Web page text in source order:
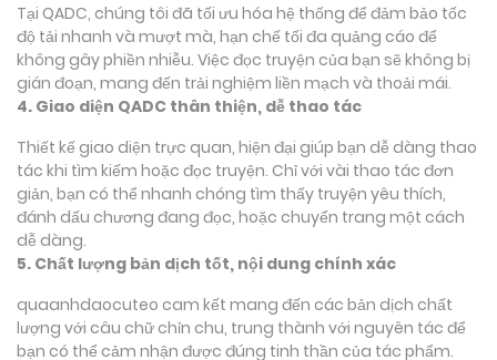
Tại QADC, chúng tôi đã tối ưu hóa hệ thống để đảm bảo tốc
độ tải nhanh và mượt mà, hạn chế tối đa quảng cáo để
không gây phiền nhiễu. Việc đọc truyện của bạn sẽ không bị
gián đoạn, mang đến trải nghiệm liền mạch và thoải mái.
4. Giao diện QADC thân thiện, dễ thao tác
Thiết kế giao diện trực quan, hiện đại giúp bạn dễ dàng thao
tác khi tìm kiếm hoặc đọc truyện. Chỉ với vài thao tác đơn
giản, bạn có thể nhanh chóng tìm thấy truyện yêu thích,
đánh dấu chương đang đọc, hoặc chuyển trang một cách
dễ dàng.
5. Chất lượng bản dịch tốt, nội dung chính xác
quaanhdaocuteo cam kết mang đến các bản dịch chất
lượng với câu chữ chỉn chu, trung thành với nguyên tác để
bạn có thể cảm nhận được đúng tinh thần của tác phẩm.